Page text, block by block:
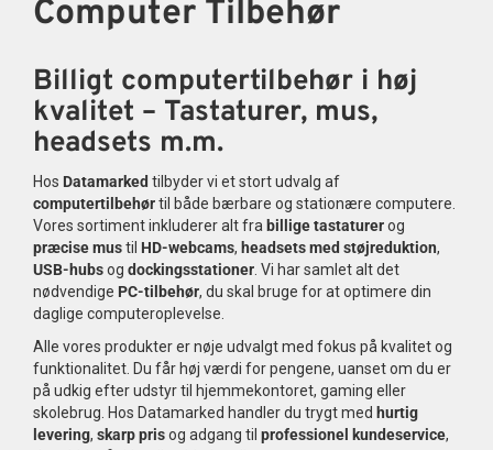
Skærme
Smartphone
Tablet
Tilbehør
Reparationer og RMA
Reservedele
B2B-Opkøb
Computer Tilbehør
Billigt computertilbehør i høj
kvalitet – Tastaturer, mus,
headsets m.m.
Hos Datamarked tilbyder vi et stort udvalg af
computertilbehørtil både bærbare og stationære computere.
Vores sortiment inkluderer alt fra billige tastaturerog
præcise mustil HD-webcams, headsets med støjreduktion,
USB-hubsog dockingsstationer . Vi har samlet alt det
nødvendige PC-tilbehør, du skal bruge for at optimere din
daglige computeroplevelse.
Alle vores produkter er nøje udvalgt med fokus på kvalitet og
funktionalitet. Du får høj værdi for pengene, uanset om du er
på udkig efter udstyr til hjemmekontoret, gaming eller
skolebrug. Hos Datamarked handler du trygt med hurtig
levering, skarp prisog adgang til professionel kundeservice,